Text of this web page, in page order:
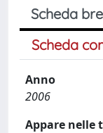
Scheda
Scheda
Anno
2006
Appare nelle